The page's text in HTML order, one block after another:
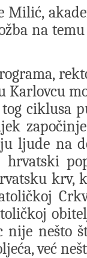
Milić,
na
Karlovcu
ciklusa
ljude na
hrvatski
krv,
nije nešto
već